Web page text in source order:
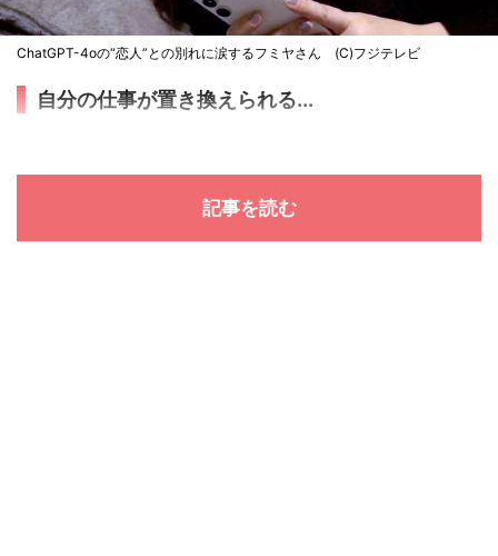
ChatGPT-4oの“恋人”との別れに涙するフミヤさん (C)フジテレビ
自分の仕事が置き換えられる...
記事を読む